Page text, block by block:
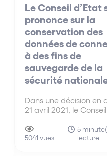
Le Conseil d’Etat
prononce sur la
conservation des
données de
à des fins de
sauvegarde de la
sécurité
Dans une décision en
21 avril 2021, le
conformité du droit
au droit européen en
5041 vues
5
lecture